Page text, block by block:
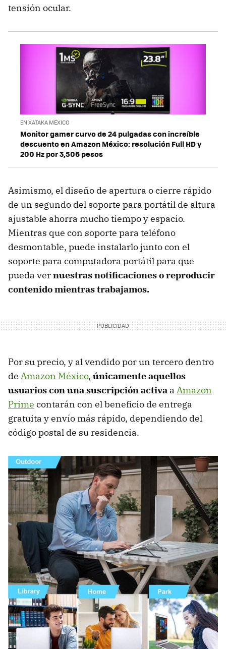
tensión ocular.
EN XATAKA MÉXICO
Monitor gamer curvo de 24 pulgadas con increíble
descuento en Amazon México: resolución Full HD y
200 Hz por 3,506 pesos
Asimismo, el diseño de apertura o cierre rápido
de un segundo del soporte para portátil de altura
ajustable ahorra mucho tiempo y espacio.
Mientras que con soporte para teléfono
desmontable, puede instalarlo junto con el
soporte para computadora portátil para que
pueda vernuestras notificaciones o reproducir
contenido mientras trabajamos.
Por su precio, y al vendido por un tercero dentro
de Amazon México, únicamente aquellos
usuarios con una suscripción activa a Amazon
Prime contarán con el beneficio de entrega
gratuita y envío más rápido, dependiendo del
código postal de su residencia.